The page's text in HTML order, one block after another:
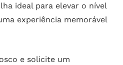
ideal para elevar o nível
experiência memorável
e solicite um